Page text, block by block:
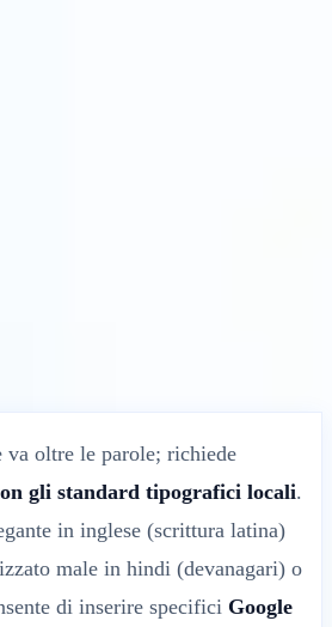
va oltre le parole; richiede
gli standard tipografici locali.
in inglese (scrittura latina)
male in hindi (devanagari) o
di inserire specifici Google